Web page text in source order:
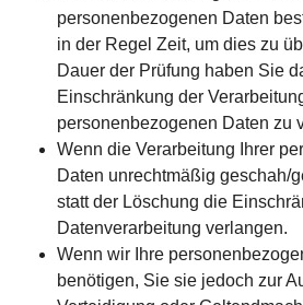
personenbezogenen Daten
in der Regel Zeit, um dies zu
Dauer der Prüfung haben Sie
Einschränkung der
personenbezogenen Daten zu
Wenn die Verarbeitung Ihrer
Daten unrechtmäßig geschah/
statt der Löschung die
Datenverarbeitung verlangen.
Wenn wir Ihre
benötigen, Sie sie jedoch zur